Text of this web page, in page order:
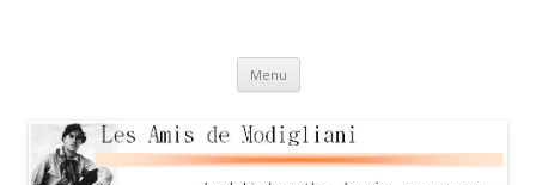
Menu Aller
contenu